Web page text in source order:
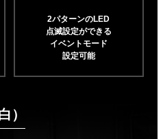
2パターンのLED
点滅設定ができる
イベントモード
設定可能
）